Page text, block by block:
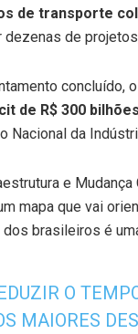
de transporte
de
concluído,
de R$ 300
Nacional da
e
mapa que vai
brasileiros é
O
MAIORES